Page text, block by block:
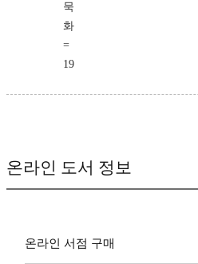
묵
화
=
19
온라인 도서 정보
온라인 서점 구매